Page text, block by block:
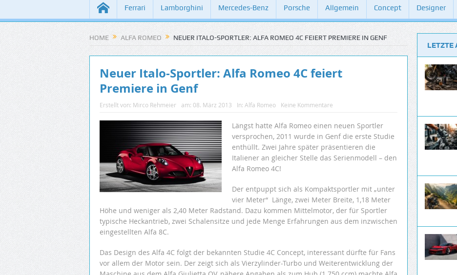
Ferrari Lamborghini Mercedes-Benz Porsche Allgemein Concept Designer
HOME ALFA ROMEO NEUER ITALO-SPORTLER: ALFA ROMEO 4C FEIERT PREMIERE IN GENF
Neuer Italo-Sportler: Alfa Romeo 4C feiert
Premiere in Genf
Erstellt von: Mirco Rehmeier am: 08. März 2013 In: Alfa Romeo Keine Kommentare
Längst hatte Alfa Romeo einen neuen Sportler
versprochen, 2011 wurde in Genf die erste Studie
enthüllt. Zwei Jahre später präsentieren die
Italiener an gleicher Stelle das Serienmodell – den
Alfa Romeo 4C!
Der entpuppt sich als Kompaktsportler mit „unter
vier Meter“ Länge, zwei Meter Breite, 1,18 Meter
Höhe und weniger als 2,40 Meter Radstand. Dazu kommen Mittelmotor, der für Sportler
typische Heckantrieb, zwei Schalensitze und jede Menge Erfahrungen aus dem inzwischen
eingestellten Alfa 8C.
Das Design des Alfa 4C folgt der bekannten Studie 4C Concept, interessant dürfte für Fans
vor allem der Motor sein. Der zeigt sich als Vierzylinder-Turbo und Weiterentwicklung der
LETZTE